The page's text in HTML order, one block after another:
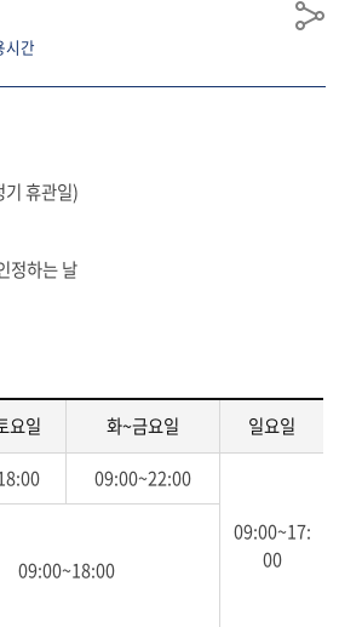
시간
공
휴관일)
정하는 날
요일 화~금요일
일요일
09:00~22:00
09:00~17:
00
09:00~18:00